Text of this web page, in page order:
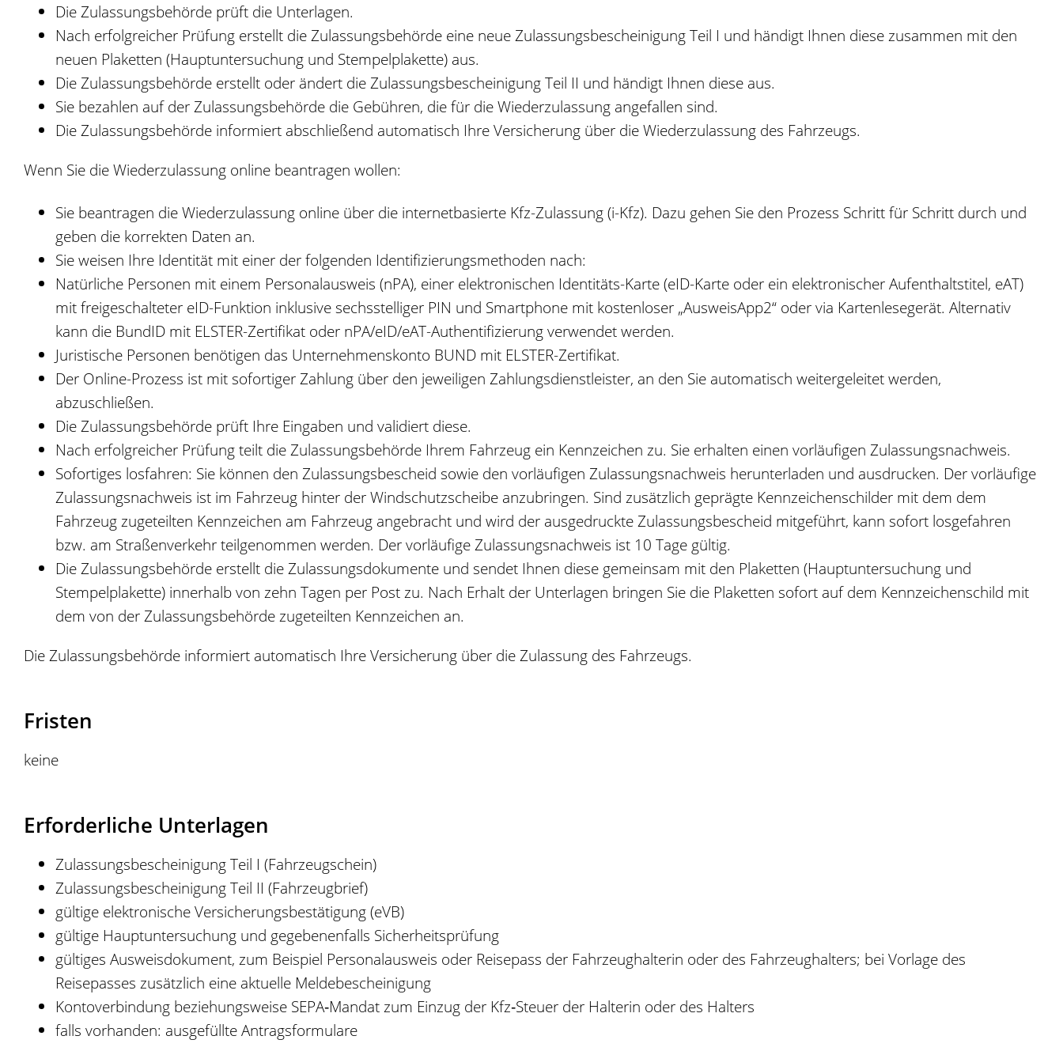
Die Zulassungsbehörde prüft die Unterlagen.
Nach erfolgreicher Prüfung erstellt die Zulassungsbehörde eine neue Zulassungsbescheinigung Teil I und händigt Ihnen diese zusammen mit den
neuen Plaketten (Hauptuntersuchung und Stempelplakette) aus.
Die Zulassungsbehörde erstellt oder ändert die Zulassungsbescheinigung Teil II und händigt Ihnen diese aus.
Sie bezahlen auf der Zulassungsbehörde die Gebühren, die für die Wiederzulassung angefallen sind.
Die Zulassungsbehörde informiert abschließend automatisch Ihre Versicherung über die Wiederzulassung des Fahrzeugs.
Wenn Sie die Wiederzulassung online beantragen wollen:
Sie beantragen die Wiederzulassung online über die internetbasierte Kfz-Zulassung (i-Kfz). Dazu gehen Sie den Prozess Schritt für Schritt durch und
geben die korrekten Daten an.
Sie weisen Ihre Identität mit einer der folgenden Identifizierungsmethoden nach:
Natürliche Personen mit einem Personalausweis (nPA), einer elektronischen Identitäts-Karte (eID-Karte oder ein elektronischer Aufenthaltstitel, eAT)
mit freigeschalteter eID-Funktion inklusive sechsstelliger PIN und Smartphone mit kostenloser „AusweisApp2“ oder via Kartenlesegerät. Alternativ
kann die BundID mit ELSTER-Zertifikat oder nPA/eID/eAT-Authentifizierung verwendet werden.
Juristische Personen benötigen das Unternehmenskonto BUND mit ELSTER-Zertifikat.
Der Online-Prozess ist mit sofortiger Zahlung über den jeweiligen Zahlungsdienstleister, an den Sie automatisch weitergeleitet werden,
abzuschließen.
Die Zulassungsbehörde prüft Ihre Eingaben und validiert diese.
Nach erfolgreicher Prüfung teilt die Zulassungsbehörde Ihrem Fahrzeug ein Kennzeichen zu. Sie erhalten einen vorläufigen Zulassungsnachweis.
Sofortiges losfahren: Sie können den Zulassungsbescheid sowie den vorläufigen Zulassungsnachweis herunterladen und ausdrucken. Der vorläufige
Zulassungsnachweis ist im Fahrzeug hinter der Windschutzscheibe anzubringen. Sind zusätzlich geprägte Kennzeichenschilder mit dem dem
Fahrzeug zugeteilten Kennzeichen am Fahrzeug angebracht und wird der ausgedruckte Zulassungsbescheid mitgeführt, kann sofort losgefahren
bzw. am Straßenverkehr teilgenommen werden. Der vorläufige Zulassungsnachweis ist 10 Tage gültig.
Die Zulassungsbehörde erstellt die Zulassungsdokumente und sendet Ihnen diese gemeinsam mit den Plaketten (Hauptuntersuchung und
Stempelplakette) innerhalb von zehn Tagen per Post zu. Nach Erhalt der Unterlagen bringen Sie die Plaketten sofort auf dem Kennzeichenschild mit
dem von der Zulassungsbehörde zugeteilten Kennzeichen an.
Die Zulassungsbehörde informiert automatisch Ihre Versicherung über die Zulassung des Fahrzeugs.
Fristen
keine
Erforderliche Unterlagen
Zulassungsbescheinigung Teil I (Fahrzeugschein)
Zulassungsbescheinigung Teil II (Fahrzeugbrief)
gültige elektronische Versicherungsbestätigung (eVB)
gültige Hauptuntersuchung und gegebenenfalls Sicherheitsprüfung
gültiges Ausweisdokument, zum Beispiel Personalausweis oder Reisepass der Fahrzeughalterin oder des Fahrzeughalters; bei Vorlage des
Reisepasses zusätzlich eine aktuelle Meldebescheinigung
Kontoverbindung beziehungsweise SEPA‐Mandat zum Einzug der Kfz‐Steuer der Halterin oder des Halters
falls vorhanden: ausgefüllte Antragsformulare